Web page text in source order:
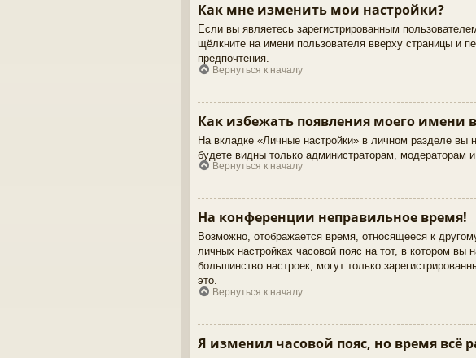
Как мне изменить мои настройки?
Если вы являетесь зарегистрированным
щёлкните на имени пользователя вверху страницы и
предпочтения.
Вернуться к началу
Как избежать появления моего имени
На вкладке «Личные настройки» в личном разделе вы
будете видны только администраторам, модераторам
Вернуться к началу
На конференции неправильное время!
Возможно, отображается время, относящееся к
личных настройках часовой пояс на тот, в котором вы
большинство настроек, могут только
это.
Вернуться к началу
Я изменил часовой пояс, но время всё